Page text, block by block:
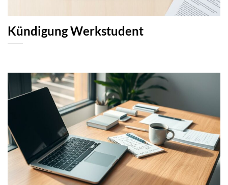
Kündigung Werkstudent